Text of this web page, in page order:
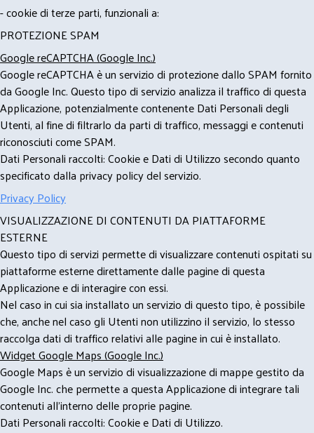
- cookie di terze parti, funzionali a:
PROTEZIONE SPAM
Google reCAPTCHA (Google Inc.)
Google reCAPTCHA è un servizio di protezione dallo SPAM fornito
da Google Inc. Questo tipo di servizio analizza il traffico di questa
Applicazione, potenzialmente contenente Dati Personali degli
Utenti, al fine di filtrarlo da parti di traffico, messaggi e contenuti
riconosciuti come SPAM.
Dati Personali raccolti: Cookie e Dati di Utilizzo secondo quanto
specificato dalla privacy policy del servizio.
Privacy Policy
VISUALIZZAZIONE DI CONTENUTI DA PIATTAFORME
ESTERNE
Questo tipo di servizi permette di visualizzare contenuti ospitati su
piattaforme esterne direttamente dalle pagine di questa
Applicazione e di interagire con essi.
Nel caso in cui sia installato un servizio di questo tipo, è possibile
che, anche nel caso gli Utenti non utilizzino il servizio, lo stesso
raccolga dati di traffico relativi alle pagine in cui è installato.
Widget Google Maps (Google Inc.)
Google Maps è un servizio di visualizzazione di mappe gestito da
Google Inc. che permette a questa Applicazione di integrare tali
contenuti all'interno delle proprie pagine.
Dati Personali raccolti: Cookie e Dati di Utilizzo.